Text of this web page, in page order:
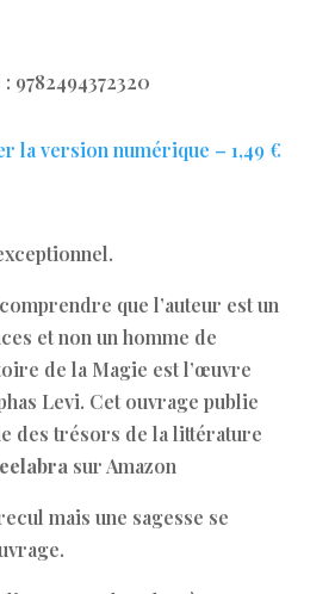
9782494372320
la version numérique – 1,49 €
que l’auteur est un
et non un homme de
de la Magie est l’œuvre
Levi. Cet ouvrage publie
des trésors de la littérature
sur Amazon
mais une sagesse se